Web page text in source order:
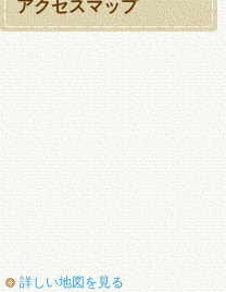
アクセスマップ
詳しい地図を見る